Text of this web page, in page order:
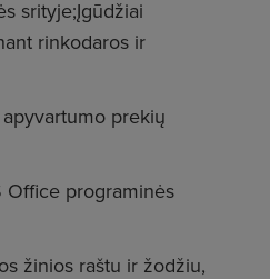
srityje;Įgūdžiai
rinkodaros ir
prekių
Office programinės
žinios raštu ir žodžiu,